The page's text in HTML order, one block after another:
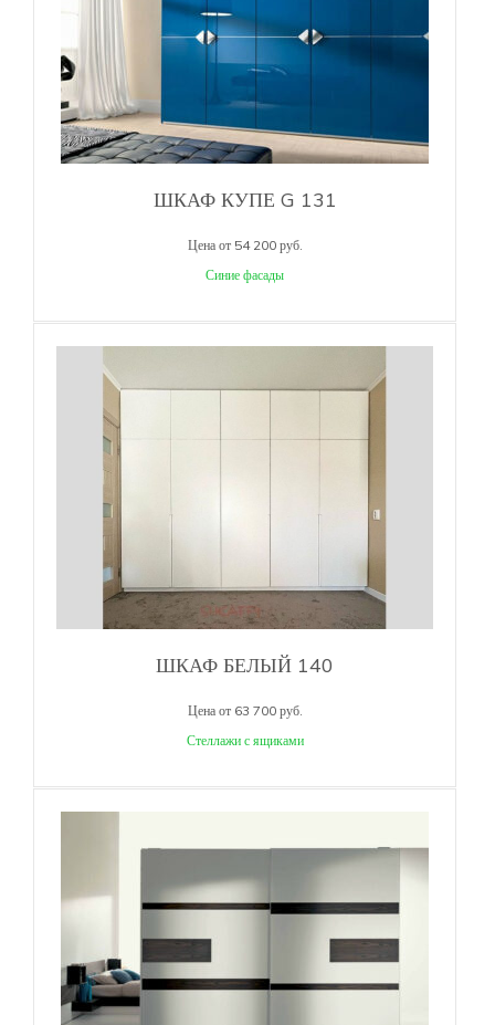
ШКАФ КУПЕ G 131
Цена от 54 200 руб.
Синие фасады
ШКАФ БЕЛЫЙ 140
Цена от 63 700 руб.
Стеллажи с ящиками